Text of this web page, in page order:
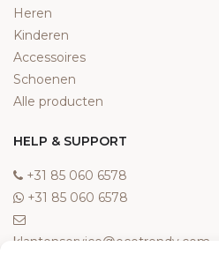
Heren
Kinderen
Accessoires
Schoenen
Alle producten
HELP & SUPPORT
‎+31 85 060 6578
‎+31 85 060 6578
klantenservice@ecotrendy.com